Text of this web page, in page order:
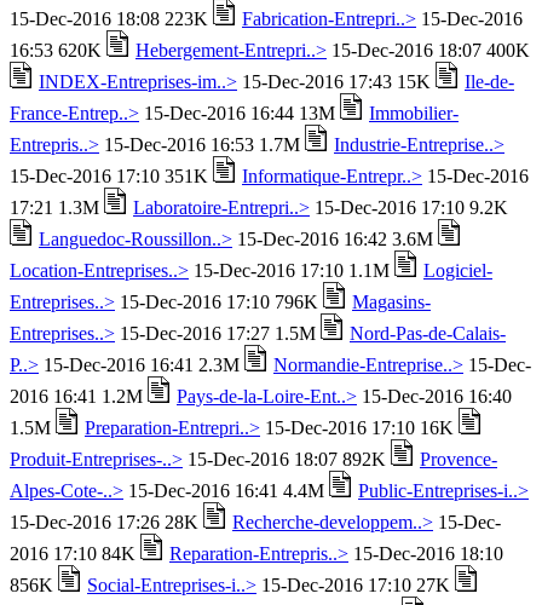
15-Dec-2016 18:08 223K
Fabrication-Entrepri..> 15-Dec-2016
16:53 620K
Hebergement-Entrepri..> 15-Dec-2016 18:07 400K
INDEX-Entreprises-im..> 15-Dec-2016 17:43 15K
Ile-de-
France-Entrep..> 15-Dec-2016 16:44 13M
Immobilier-
Entrepris..> 15-Dec-2016 16:53 1.7M
Industrie-Entreprise..>
15-Dec-2016 17:10 351K
Informatique-Entrepr..> 15-Dec-2016
17:21 1.3M
Laboratoire-Entrepri..> 15-Dec-2016 17:10 9.2K
Languedoc-Roussillon..> 15-Dec-2016 16:42 3.6M
Location-Entreprises..> 15-Dec-2016 17:10 1.1M
Logiciel-
Entreprises..> 15-Dec-2016 17:10 796K
Magasins-
Entreprises..> 15-Dec-2016 17:27 1.5M
Nord-Pas-de-Calais-
P..> 15-Dec-2016 16:41 2.3M Normandie-Entreprise..> 15-Dec-
2016 16:41 1.2M
Pays-de-la-Loire-Ent..> 15-Dec-2016 16:40
1.5M
Preparation-Entrepri..> 15-Dec-2016 17:10 16K
Produit-Entreprises-..> 15-Dec-2016 18:07 892K
Provence-
Alpes-Cote-..> 15-Dec-2016 16:41 4.4M
Public-Entreprises-i..>
15-Dec-2016 17:26 28K
Recherche-developpem..> 15-Dec-
2016 17:10 84K
Reparation-Entrepris..> 15-Dec-2016 18:10
856K
Social-Entreprises-i..> 15-Dec-2016 17:10 27K